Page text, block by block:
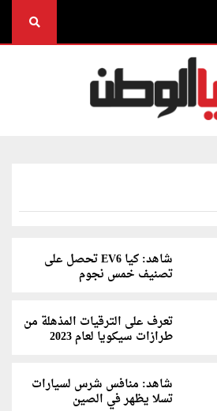
شاهد: كيا EV6 تحصل على
تصنيف خمس نجوم
تعرف على الترقيات المذهلة من
طرازات سيكويا لعام 2023
شاهد: منافس شرس لسيارات
تسلا يظهر في الصين